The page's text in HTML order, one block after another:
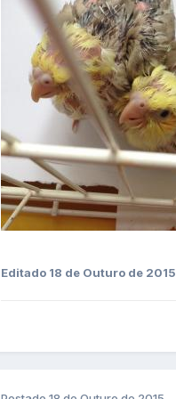
Editado 18 de Outuro de 2015